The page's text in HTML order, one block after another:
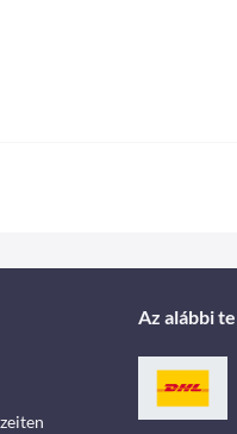
Az alábbi